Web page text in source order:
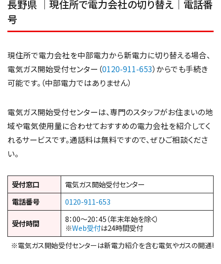
長野県 ｜現住所で電力会社の切り替え｜電話番
号
現住所で電力会社を中部電力から新電力に切り替える場合、
電気ガス開始受付センター（0120-911-653）からでも手続き
可能です。（中部電力ではありません）
電気ガス開始受付センターは、専門のスタッフがお住まいの地
域や電気使用量に合わせておすすめの電力会社を紹介してく
れるサービスです。通話料は無料ですので、ぜひご相談くださ
い。
受付窓口
電気ガス開始受付センター
電話番号
0120-911-653
受付時間
8：00～20：45（年末年始を除く）
※Web受付は24時間受付
※電気ガス開始受付センターは新電力紹介を含む電気やガスの開通専